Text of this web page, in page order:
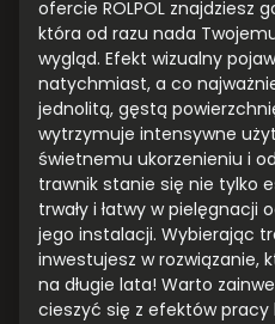
ofercie ROLPOL znajdziesz
która od razu nada
wygląd. Efekt wizualny
natychmiast, a co
jednolitą, gęstą
wytrzymuje intensywne
świetnemu ukorzenieniu i
trawnik stanie się nie tylko
trwały i łatwy w
jego instalacji. Wybierając
inwestujesz w rozwiązanie,
na długie lata! Warto
cieszyć się z efektów